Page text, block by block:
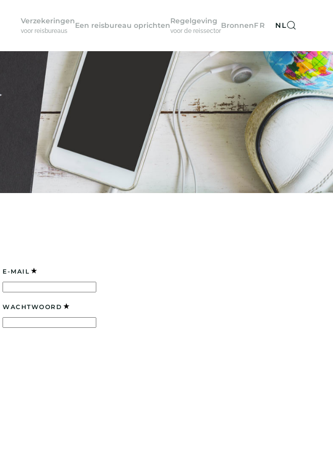
Verzekeringen
voor reisbureaus
Een reisbureau oprichtenRegelgeving
voor de reissector
BronnenFR NL
E-MAIL
WACHTWOORD